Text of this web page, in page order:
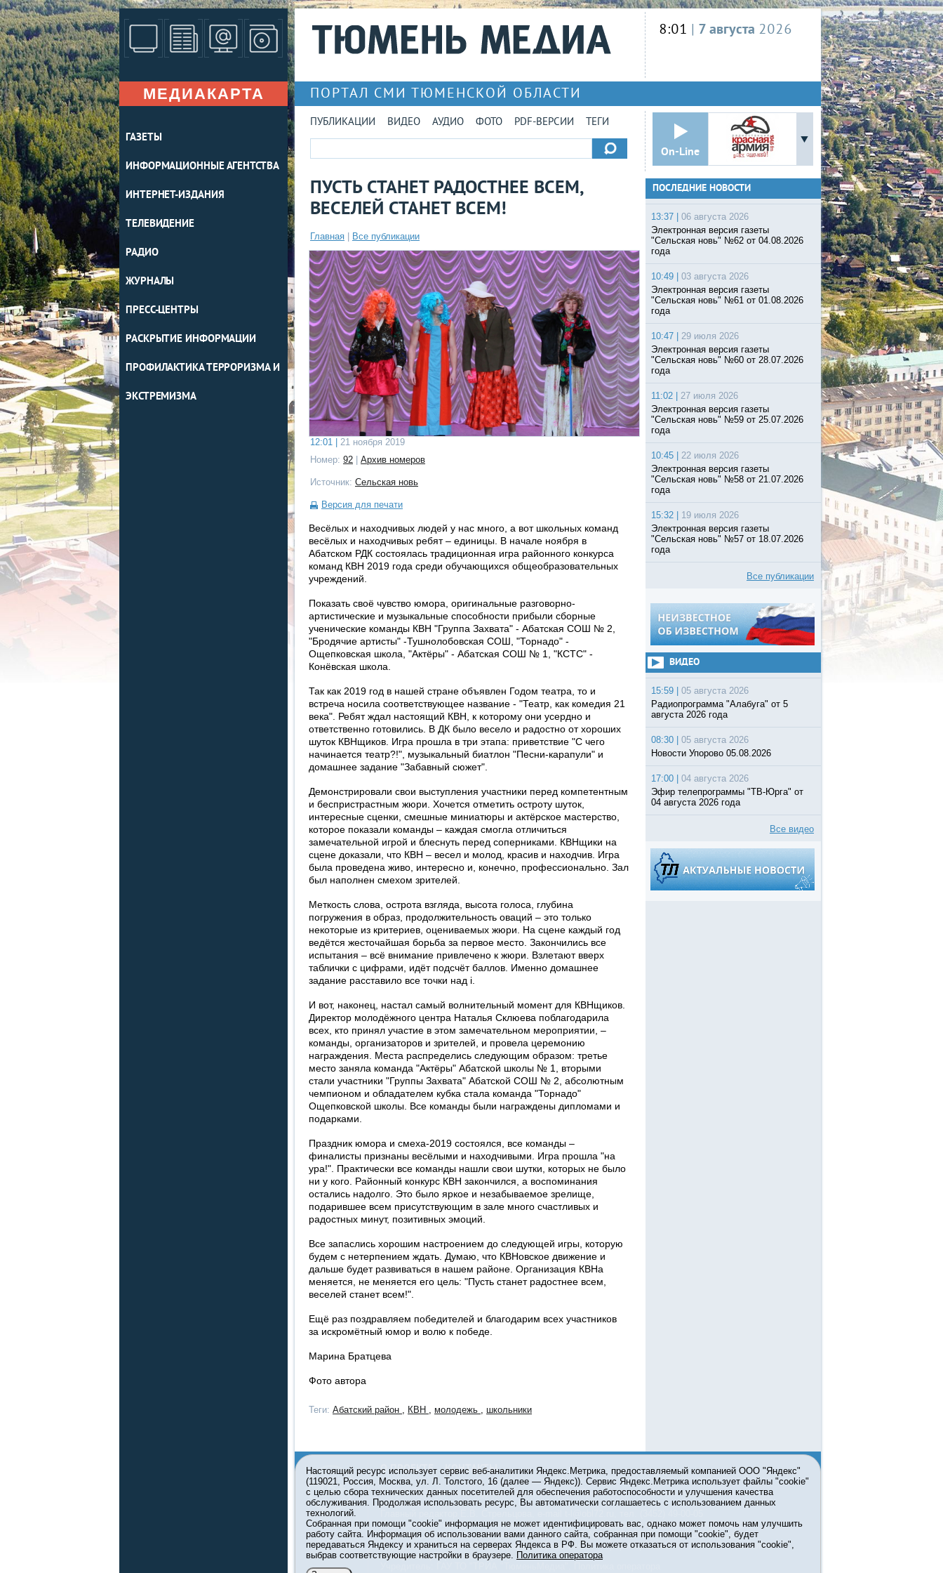
МЕДИАКАРТА
ГАЗЕТЫ
ИНФОРМАЦИОННЫЕ АГЕНТСТВА
ИНТЕРНЕТ-ИЗДАНИЯ
ТЕЛЕВИДЕНИЕ
РАДИО
ЖУРНАЛЫ
ПРЕСС-ЦЕНТРЫ
РАСКРЫТИЕ ИНФОРМАЦИИ
ПРОФИЛАКТИКА ТЕРРОРИЗМА И
ЭКСТРЕМИЗМА
8:01 | 7 августа 2026
ПОРТАЛ СМИ ТЮМЕНСКОЙ ОБЛАСТИ
ПУБЛИКАЦИИ ВИДЕО АУДИО ФОТО PDF-ВЕРСИИ ТЕГИ
On-Line
ПУСТЬ СТАНЕТ РАДОСТНЕЕ ВСЕМ,
ВЕСЕЛЕЙ СТАНЕТ ВСЕМ!
Главная Все публикации
12:01 |
21 ноября 2019
Номер: 92 Архив номеров
Источник: Сельская новь
Версия для печати
Весёлых и находчивых людей у нас много, а вот школьных команд
весёлых и находчивых ребят – единицы. В начале ноября в
Абатском РДК состоялась традиционная игра районного конкурса
команд КВН 2019 года среди обучающихся общеобразовательных
учреждений.
Показать своё чувство юмора, оригинальные разговорно-
артистические и музыкальные способности прибыли сборные
ученические команды КВН "Группа Захвата" - Абатская СОШ № 2,
"Бродячие артисты" -Тушнолобовская СОШ, "Торнадо" -
Ощепковская школа, "Актёры" - Абатская СОШ № 1, "КСТС" -
Конёвская школа.
Так как 2019 год в нашей стране объявлен Годом театра, то и
встреча носила соответствующее название - "Театр, как комедия 21
века". Ребят ждал настоящий КВН, к которому они усердно и
ответственно готовились. В ДК было весело и радостно от хороших
шуток КВНщиков. Игра прошла в три этапа: приветствие "С чего
начинается театр?!", музыкальный биатлон "Песни-карапули" и
домашнее задание "Забавный сюжет".
Демонстрировали свои выступления участники перед компетентным
и беспристрастным жюри. Хочется отметить остроту шуток,
интересные сценки, смешные миниатюры и актёрское мастерство,
которое показали команды – каждая смогла отличиться
замечательной игрой и блеснуть перед соперниками. КВНщики на
сцене доказали, что КВН – весел и молод, красив и находчив. Игра
была проведена живо, интересно и, конечно, профессионально. Зал
был наполнен смехом зрителей.
Меткость слова, острота взгляда, высота голоса, глубина
погружения в образ, продолжительность оваций – это только
некоторые из критериев, оцениваемых жюри. На сцене каждый год
ведётся жесточайшая борьба за первое место. Закончились все
испытания – всё внимание привлечено к жюри. Взлетают вверх
таблички с цифрами, идёт подсчёт баллов. Именно домашнее
задание расставило все точки над i.
И вот, наконец, настал самый волнительный момент для КВНщиков.
Директор молодёжного центра Наталья Склюева поблагодарила
всех, кто принял участие в этом замечательном мероприятии, –
команды, организаторов и зрителей, и провела церемонию
награждения. Места распределись следующим образом: третье
место заняла команда "Актёры" Абатской школы № 1, вторыми
стали участники "Группы Захвата" Абатской СОШ № 2, абсолютным
чемпионом и обладателем кубка стала команда "Торнадо"
Ощепковской школы. Все команды были награждены дипломами и
подарками.
Праздник юмора и смеха-2019 состоялся, все команды –
финалисты признаны весёлыми и находчивыми. Игра прошла "на
ура!". Практически все команды нашли свои шутки, которых не было
ни у кого. Районный конкурс КВН закончился, а воспоминания
остались надолго. Это было яркое и незабываемое зрелище,
подарившее всем присутствующим в зале много счастливых и
радостных минут, позитивных эмоций.
Все запаслись хорошим настроением до следующей игры, которую
будем с нетерпением ждать. Думаю, что КВНовское движение и
дальше будет развиваться в нашем районе. Организация КВНа
меняется, не меняется его цель: "Пусть станет радостнее всем,
веселей станет всем!".
Ещё раз поздравляем победителей и благодарим всех участников
за искромётный юмор и волю к победе.
Марина Братцева
Фото автора
Теги: Абатский район , КВН , молодежь , школьники
ПОСЛЕДНИЕ НОВОСТИ
13:37 |
06 августа 2026
Электронная версия газеты
"Сельская новь" №62 от 04.08.2026
года
10:49 |
03 августа 2026
Электронная версия газеты
"Сельская новь" №61 от 01.08.2026
года
10:47 |
29 июля 2026
Электронная версия газеты
"Сельская новь" №60 от 28.07.2026
года
11:02 |
27 июля 2026
Электронная версия газеты
"Сельская новь" №59 от 25.07.2026
года
10:45 |
22 июля 2026
Электронная версия газеты
"Сельская новь" №58 от 21.07.2026
года
15:32 |
19 июля 2026
Электронная версия газеты
"Сельская новь" №57 от 18.07.2026
года
Все публикации
ВИДЕО
15:59 |
05 августа 2026
Радиопрограмма "Алабуга" от 5
августа 2026 года
08:30 |
05 августа 2026
Новости Упорово 05.08.2026
17:00 |
04 августа 2026
Эфир телепрограммы "ТВ-Юрга" от
04 августа 2026 года
Все видео
О ПРОЕКТЕ КОНТАКТЫ
© 2001-2026 Сетевое издание Тюмень Медиа. При использовании материалов ссылка
обязательна.
Информационная лента выходит при финансовой поддержке правительства Тюменской
области. Свидетельство о регистрации СМИ ЭЛ №ФС 77-67413 от 13.10.2016 выдано
Федеральной службой по надзору в сфере связи, информационных технологий и массовых
коммуникаций (Роскомнадзор).
Настоящий ресурс использует сервис веб-аналитики Яндекс.Метрика, предоставляемый компанией ООО "Яндекс"
(119021, Россия, Москва, ул. Л. Толстого, 16 (далее — Яндекс)). Сервис Яндекс.Метрика использует файлы "cookie"
с целью сбора технических данных посетителей для обеспечения работоспособности и улучшения качества
обслуживания. Продолжая использовать ресурс, Вы автоматически соглашаетесь с использованием данных
технологий.
Собранная при помощи "cookie" информация не может идентифицировать вас, однако может помочь нам улучшить
работу сайта. Информация об использовании вами данного сайта, собранная при помощи "cookie", будет
передаваться Яндексу и храниться на серверах Яндекса в РФ. Вы можете отказаться от использования "cookie",
выбрав соответствующие настройки в браузере. Политика оператора